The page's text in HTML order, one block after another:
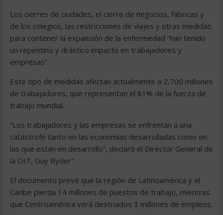
Los cierres de ciudades, el cierre de negocios, fábricas y
de los colegios, las restricciones de viajes y otras medidas
para contener la expansión de la enfermedad “han tenido
un repentino y drástico impacto en trabajadores y
empresas”.
Este tipo de medidas afectan actualmente a 2,700 millones
de trabajadores, que representan el 81% de la fuerza de
trabajo mundial.
“Los trabajadores y las empresas se enfrentan a una
catástrofe tanto en las economías desarrolladas como en
las que están en desarrollo“, declaró el Director General de
la OIT, Guy Ryder”.
El documento prevé que la región de Latinoamérica y el
Caribe pierda 14 millones de puestos de trabajo, mientras
que Centroamérica verá destruidos 3 millones de empleos.